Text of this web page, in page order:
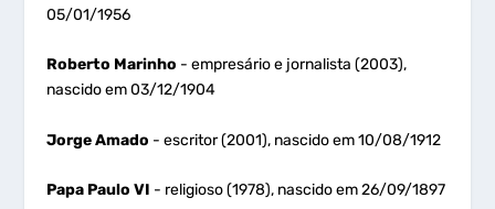
05/01/1956
Roberto Marinho - empresário e jornalista (2003),
nascido em 03/12/1904
Jorge Amado - escritor (2001), nascido em 10/08/1912
Papa Paulo VI - religioso (1978), nascido em 26/09/1897